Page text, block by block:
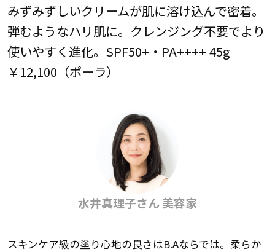
みずみずしいクリームが肌に溶け込んで密着。
弾むようなハリ肌に。クレンジング不要でより
使いやすく進化。SPF50+・PA++++ 45g
￥12,100（ポーラ）
水井真理子さん 美容家
スキンケア級の塗り心地の良さはB.Aならでは。柔らか